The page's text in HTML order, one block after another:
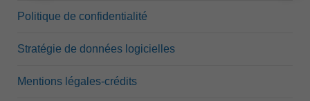
Politique de confidentialité
Stratégie de données logicielles
Mentions légales-crédits